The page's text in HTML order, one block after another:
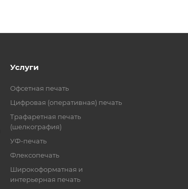
Услуги
Офсетная печать
Цифровая (оперативная) печать
Трафаретная печать
(шелкография)
УФ-печать
Флексопечать
Широкоформатная и
интерьерная печать